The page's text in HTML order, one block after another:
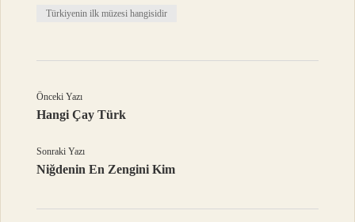
Türkiyenin ilk müzesi hangisidir
Önceki Yazı
Hangi Çay Türk
Sonraki Yazı
Niğdenin En Zengini Kim